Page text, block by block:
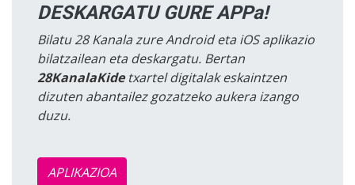
DESKARGATU GURE APPa!
Bilatu 28 Kanala zure Android eta iOS aplikazio
bilatzailean eta deskargatu. Bertan
28KanalaKidetxartel digitalak eskaintzen
dizuten abantailez gozatzeko aukera izango
duzu.
APLIKAZIOA